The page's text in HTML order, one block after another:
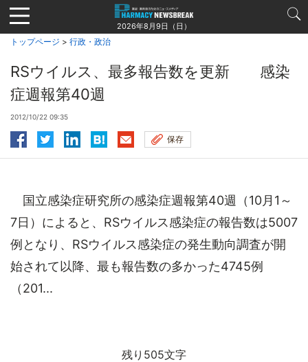
Jump
to
navigation
2026年8月9日（日）
トップページ > 行政・政治
RSウイルス、最多報告数を更新 感染
症週報第40週
2012/10/22 09:35
保存
国立感染症研究所の感染症週報第40週（10月1～
7日）によると、RSウイルス感染症の報告数は5007
例となり、RSウイルス感染症の発生動向調査が開
始されて以降、最も報告数の多かった4745例
（201...
残り505文字